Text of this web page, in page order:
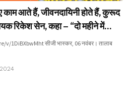
काम आते हैं, जीवनदायिनी होते हैं, कुरूद
रिकेश सेन, कहा – “दो महीने में
“शारदा सरोवर” नाम को लेकर कहीं
1DiBXbwMht सीजी भास्कर, 06 नवंबर। तालाब